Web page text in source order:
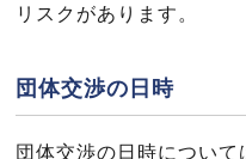
リスクがあります。
団体交渉の日時
団体交渉の日時につい